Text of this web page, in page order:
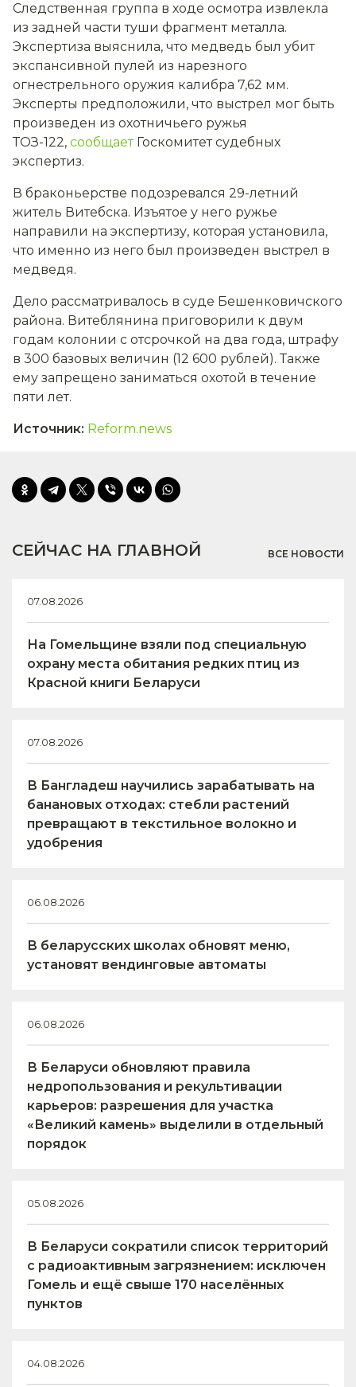
Следственная группа в ходе осмотра извлекла
из задней части туши фрагмент металла.
Экспертиза выяснила, что медведь был убит
экспансивной пулей из нарезного
огнестрельного оружия калибра 7,62 мм.
Эксперты предположили, что выстрел мог быть
произведен из охотничьего ружья
ТОЗ-122, сообщаетГоскомитет судебных
экспертиз.
В браконьерстве подозревался 29-летний
житель Витебска. Изъятое у него ружье
направили на экспертизу, которая установила,
что именно из него был произведен выстрел в
медведя.
Дело рассматривалось в суде Бешенковичского
района. Витеблянина приговорили к двум
годам колонии с отсрочкой на два года, штрафу
в 300 базовых величин (12 600 рублей). Также
ему запрещено заниматься охотой в течение
пяти лет.
Источник: Reform.news
СЕЙЧАС НА ГЛАВНОЙ ВСЕ НОВОСТИ
07.08.2026
На Гомельщине взяли под специальную
охрану места обитания редких птиц из
Красной книги Беларуси
07.08.2026
В Бангладеш научились зарабатывать на
банановых отходах: стебли растений
превращают в текстильное волокно и
удобрения
06.08.2026
В беларусских школах обновят меню,
установят вендинговые автоматы
06.08.2026
В Беларуси обновляют правила
недропользования и рекультивации
карьеров: разрешения для участка
«Великий камень» выделили в отдельный
порядок
05.08.2026
В Беларуси сократили список территорий
с радиоактивным загрязнением: исключен
Гомель и ещё свыше 170 населённых
пунктов
04.08.2026